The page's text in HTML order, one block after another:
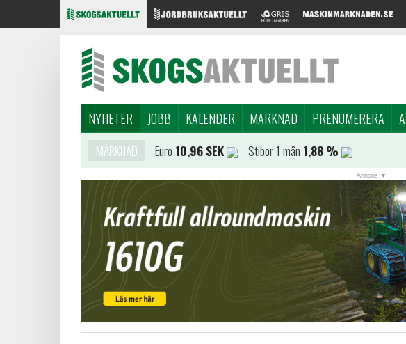
NYHETER JOBB KALENDER MARKNAD PRENUMERERA
MARKNAD
Euro 10,96 SEK Stibor 1 mån 1,88 %